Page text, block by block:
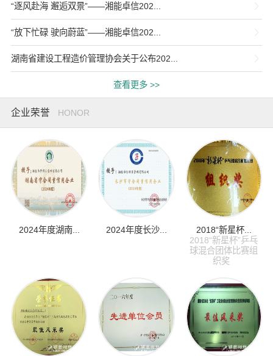
“逐风赴海 邂逅双景”——湘能卓信202...
“放下忙碌 驶向蔚蓝”——湘能卓信202...
湖南省建设工程造价管理协会关于公布202...
查看更多 >>
企业荣誉 HONOR
2024年度湖南... 2024年度长沙...
2018“新星杯...
2018“新星杯”乒乓
球混合团体比赛组
织奖